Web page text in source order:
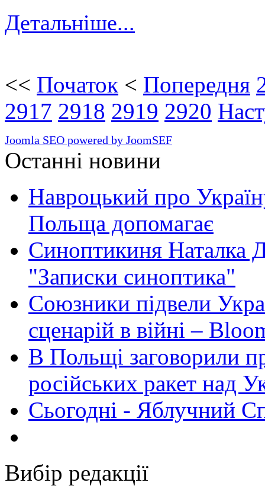
Детальніше...
<< Початок < Попередня
2917 2918 2919 2920
Joomla SEO powered by JoomSEF
Останні новини
Навроцький про
Польща допомагає
Синоптикиня Наталка
"Записки синоптика"
Союзники підвели
сценарій в війні –
В Польщі заговорили
російських ракет над
Сьогодні - Яблучний
Вибір редакції